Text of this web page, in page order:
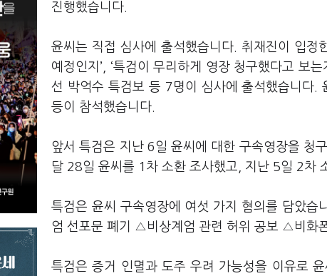
진행했습니다.
윤씨는 직접 심사에 출석했습니다. 취재진이 입정
예정인지’, ‘특검이 무리하게 영장 청구했다고 보
선 박억수 특검보 등 7명이 심사에 출석했습니다.
등이 참석했습니다.
앞서 특검은 지난 6일 윤씨에 대한 구속영장을 청
달 28일 윤씨를 1차 소환 조사했고, 지난 5일 2차
특검은 윤씨 구속영장에 여섯 가지 혐의를 담았
엄 선포문 폐기 △비상계엄 관련 허위 공보 △비화
특검은 증거 인멸과 도주 우려 가능성을 이유로